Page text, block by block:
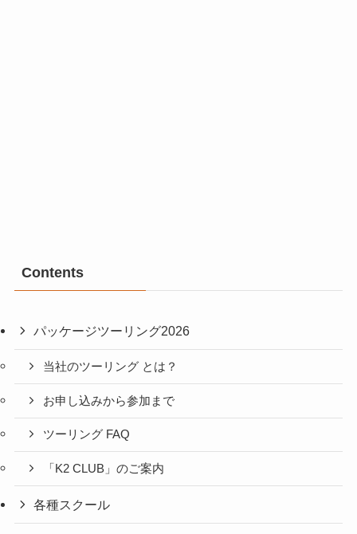
Contents
パッケージツーリング2026
当社のツーリング とは？
お申し込みから参加まで
ツーリング FAQ
「K2 CLUB」のご案内
各種スクール